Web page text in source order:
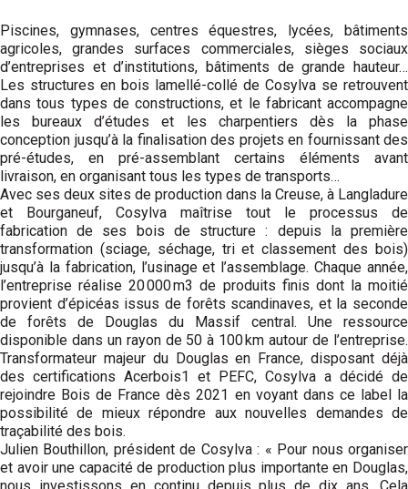
Piscines, gymnases, centres équestres, lycées, bâtiments
agricoles, grandes surfaces commer­ciales, sièges sociaux
d’entreprises et d’institutions, bâtiments de grande hauteur…
Les structures en bois lamellé-collé de Cosylva se retrouvent
dans tous types de constructions, et le fabricant accompagne
les bureaux d’études et les charpentiers dès la phase
conception jusqu’à la finalisation des projets en fournissant des
pré-études, en pré-assemblant certains éléments avant
livraison, en organisant tous les types de transports…
Avec ses deux sites de production dans la Creuse, à Langladure
et Bourganeuf, Cosylva maîtrise tout le processus de
fabrication de ses bois de structure : depuis la première
transformation (sciage, séchage, tri et classement des bois)
jusqu’à la fabrication, l’usinage et l’assemblage. Chaque année,
l’entreprise réalise 20 000 m3 de produits finis dont la moitié
provient d’épicéas issus de forêts scandinaves, et la seconde
de forêts de Douglas du Massif central. Une ressource
disponible dans un rayon de 50 à 100 km autour de l’entreprise.
Transformateur majeur du Douglas en France, disposant déjà
des certifications Acerbois1 et PEFC, Cosylva a décidé de
rejoindre Bois de France dès 2021 en voyant dans ce label la
possibilité de mieux répondre aux nouvelles demandes de
traçabilité des bois.
Julien Bouthillon, président de Cosylva : « Pour nous organiser
et avoir une capacité de production plus importante en Douglas,